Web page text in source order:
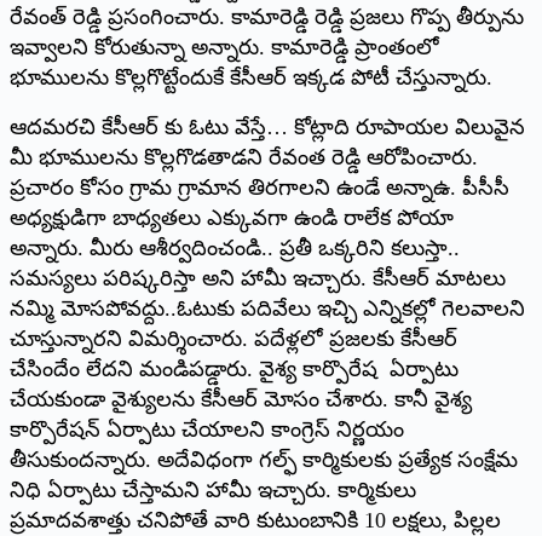
రేవంత్‌ ‌రెడ్డి ప్రసంగించారు. కామారెడ్డి రెడ్డి ప్రజలు గొప్ప తీర్పును
ఇవ్వాలని కోరుతున్నా అన్నారు. కామారెడ్డి ప్రాంతంలో
భూములను కొల్లగొట్టేందుకే కేసీఆర్‌ ఇక్కడ పోటీ చేస్తున్నారు.
ఆదమరచి కేసీఆర్‌ ‌కు ఓటు వేస్తే… కోట్లాది రూపాయల విలువైన
మీ భూములను కొల్లగొడతాడని రేవంత రెడ్డి ఆరోపించారు.
ప్రచారం కోసం గ్రామ గ్రామాన తిరగాలని ఉండే అన్నాఉ. పీసీసీ
అధ్యక్షుడిగా బాధ్యతలు ఎక్కువగా ఉండి రాలేక పోయా
అన్నారు. మీరు ఆశీర్వదించండి.. ప్రతీ ఒక్కరిని కలుస్తా..
సమస్యలు పరిష్కరిస్తా అని హామీ ఇచ్చారు. కేసీఆర్‌ ‌మాటలు
నమ్మి మోసపోవద్దు..ఓటుకు పదివేలు ఇచ్చి ఎన్నికల్లో గెలవాలని
చూస్తున్నారని విమర్శించారు. పదేళ్లలో ప్రజలకు కేసీఆర్‌
‌చేసిందేం లేదని మండిపడ్డారు. వైశ్య కార్పొరేష ఏర్పాటు
చేయకుండా వైశ్యులను కేసీఆర్‌ ‌మోసం చేశారు. కానీ వైశ్య
కార్పొరేషన్‌ ఏర్పాటు చేయాలని కాంగ్రెస్‌ ‌నిర్ణయం
తీసుకుందన్నారు. అదేవిధంగా గల్ఫ్ ‌కార్మికులకు ప్రత్యేక సంక్షేమ
నిధి ఏర్పాటు చేస్తామని హామీ ఇచ్చారు. కార్మికులు
ప్రమాదవశాత్తు చనిపోతే వారి కుటుంబానికి 10 లక్షలు, పిల్లల